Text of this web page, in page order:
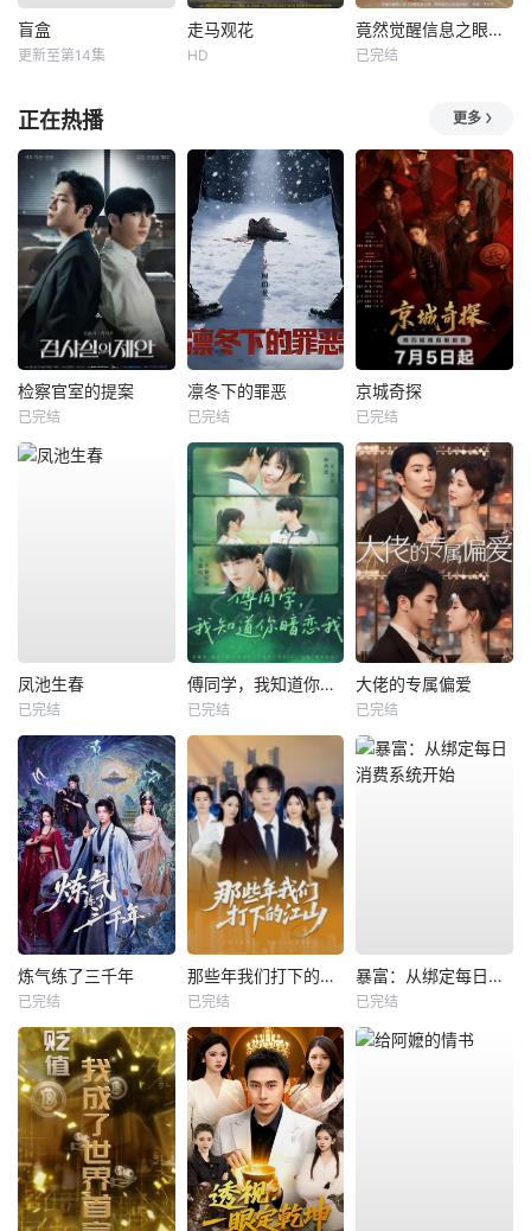
盲盒
更新至第14集
走马观花
HD
竟然觉醒信息之眼，我转身进入反派大营
已完结
正在热播 更多
检察官室的提案
已完结
凛冬下的罪恶
已完结
京城奇探
已完结
凤池生春
已完结
傅同学，我知道你暗恋我
已完结
大佬的专属偏爱
已完结
炼气练了三千年
已完结
那些年我们打下的江山
已完结
暴富：从绑定每日消费系统开始
已完结